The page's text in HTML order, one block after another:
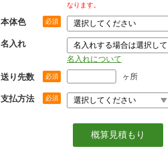
なります。
本体色 必須
名入れ
名入れについて
送り先数 必須 ヶ所
支払方法 必須